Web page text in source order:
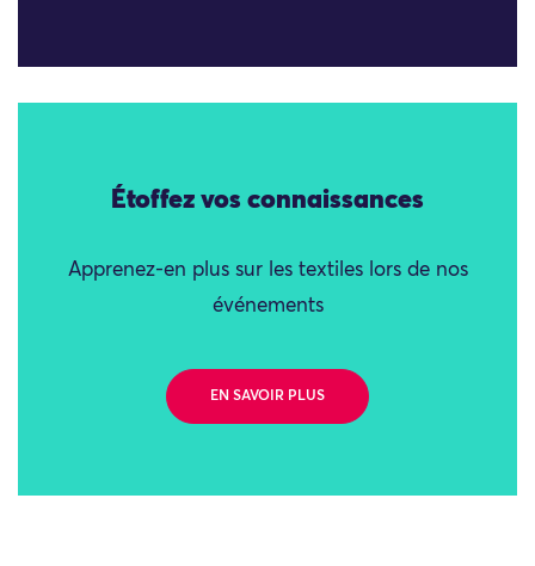
Étoffez vos connaissances
Apprenez-en plus sur les textiles lors de nos
événements
EN SAVOIR PLUS